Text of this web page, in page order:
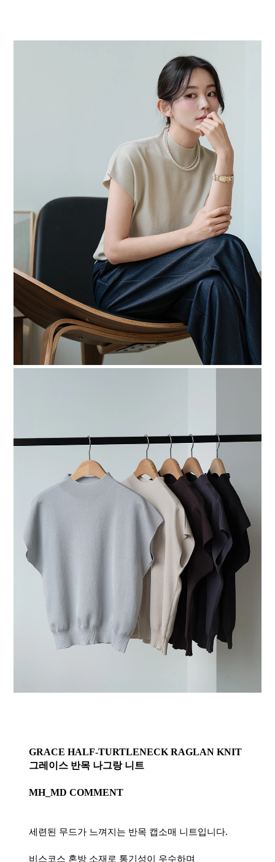
GRACE HALF-TURTLENECK RAGLAN KNIT
그레이스 반목 나그랑 니트
MH_MD COMMENT
세련된 무드가 느껴지는 반목 캡소매 니트입니다.
비스코스 혼방 소재로 통기성이 우수하며